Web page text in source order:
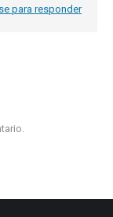
para responder